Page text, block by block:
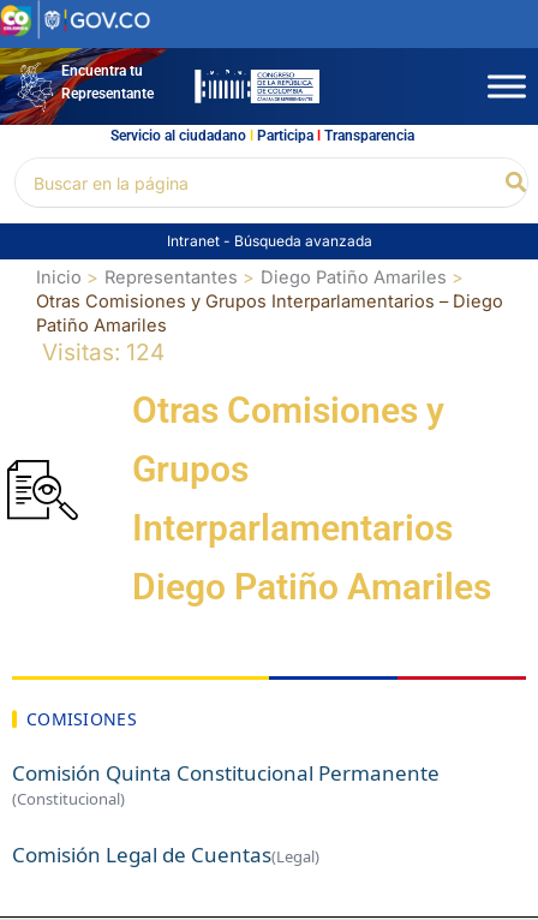
Ir
al
contenidoEncuentra tu
Representante
Servicio al ciudadano l Participal Transparencia
por:
Intranet - Búsqueda avanzada
Inicio Representantes
Diego Patiño Amariles
Otras Comisiones y Grupos Interparlamentarios – Diego
Patiño Amariles
Visitas: 124
Otras Comisiones y
Grupos
Interparlamentarios
Diego Patiño Amariles
COMISIONES
Comisión Quinta Constitucional Permanente
(Constitucional)
Comisión Legal de Cuentas(Legal)